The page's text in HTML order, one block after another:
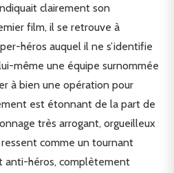
clairement son
film, il se retrouve à
héros auquel il ne s’identifie
même une équipe surnommée
à bien une opération pour
est étonnant de la part de
très arrogant, orgueilleux
comme un tournant
anti-héros, complètement